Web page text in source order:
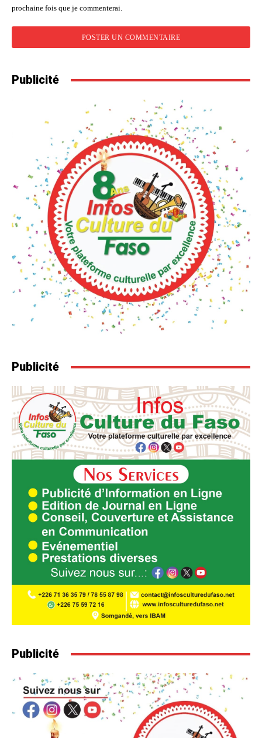
prochaine fois que je commenterai.
Publicité
Publicité
Publicité